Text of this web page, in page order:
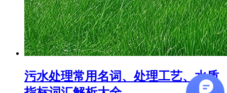
污水处理常用名词、处理工艺、水质